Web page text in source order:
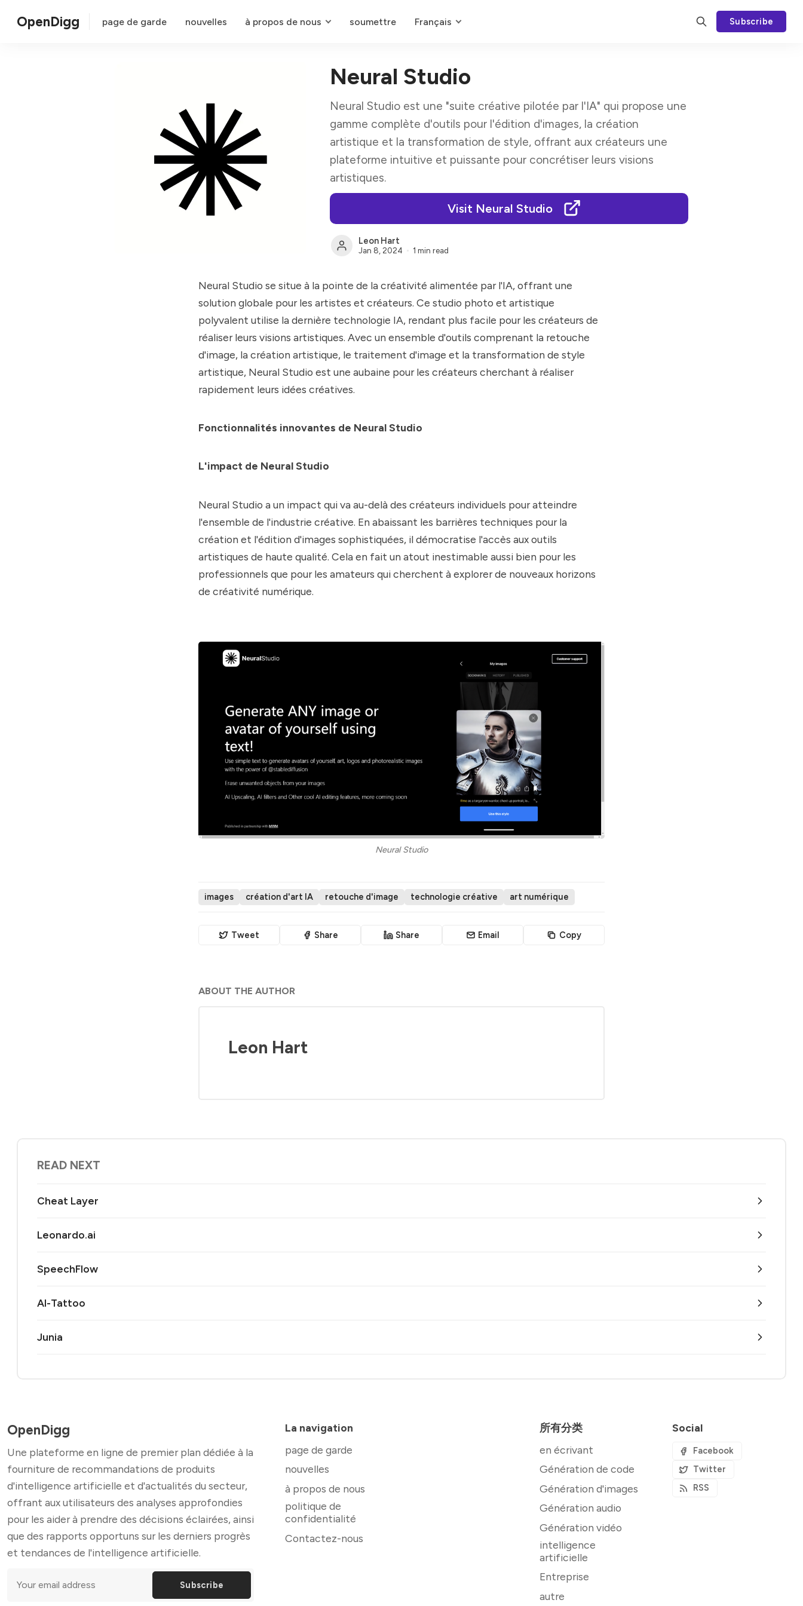
OpenDigg page de garde nouvelles à propos de nous soumettre Français Subscribe
Neural Studio
Neural Studio est une "suite créative pilotée par l'IA" qui propose une
gamme complète d'outils pour l'édition d'images, la création
artistique et la transformation de style, offrant aux créateurs une
plateforme intuitive et puissante pour concrétiser leurs visions
artistiques.
Visit Neural Studio
Leon Hart
Jan 8, 2024 1 min read
Neural Studio se situe à la pointe de la créativité alimentée par l'IA, offrant une
solution globale pour les artistes et créateurs. Ce studio photo et artistique
polyvalent utilise la dernière technologie IA, rendant plus facile pour les créateurs de
réaliser leurs visions artistiques. Avec un ensemble d'outils comprenant la retouche
d'image, la création artistique, le traitement d'image et la transformation de style
artistique, Neural Studio est une aubaine pour les créateurs cherchant à réaliser
rapidement leurs idées créatives.
Fonctionnalités innovantes de Neural Studio
L'impact de Neural Studio
Neural Studio a un impact qui va au-delà des créateurs individuels pour atteindre
l'ensemble de l'industrie créative. En abaissant les barrières techniques pour la
création et l'édition d'images sophistiquées, il démocratise l'accès aux outils
artistiques de haute qualité. Cela en fait un atout inestimable aussi bien pour les
professionnels que pour les amateurs qui cherchent à explorer de nouveaux horizons
de créativité numérique.
Neural Studio
images création d'art IA retouche d'image technologie créative art numérique
Tweet Share Share Email Copy
ABOUT THE AUTHOR
Leon Hart
READ NEXT
Cheat Layer
Leonardo.ai
SpeechFlow
AI-Tattoo
Junia
OpenDigg
Une plateforme en ligne de premier plan dédiée à la
fourniture de recommandations de produits
d'intelligence artificielle et d'actualités du secteur,
offrant aux utilisateurs des analyses approfondies
pour les aider à prendre des décisions éclairées, ainsi
que des rapports opportuns sur les derniers progrès
et tendances de l'intelligence artificielle.
Subscribe
La navigation
page de garde
nouvelles
à propos de nous
politique de
confidentialité
Contactez-nous
所有分类
en écrivant
Génération de code
Génération d'images
Génération audio
Génération vidéo
intelligence
artificielle
Entreprise
autre
Social
Facebook
Twitter
RSS